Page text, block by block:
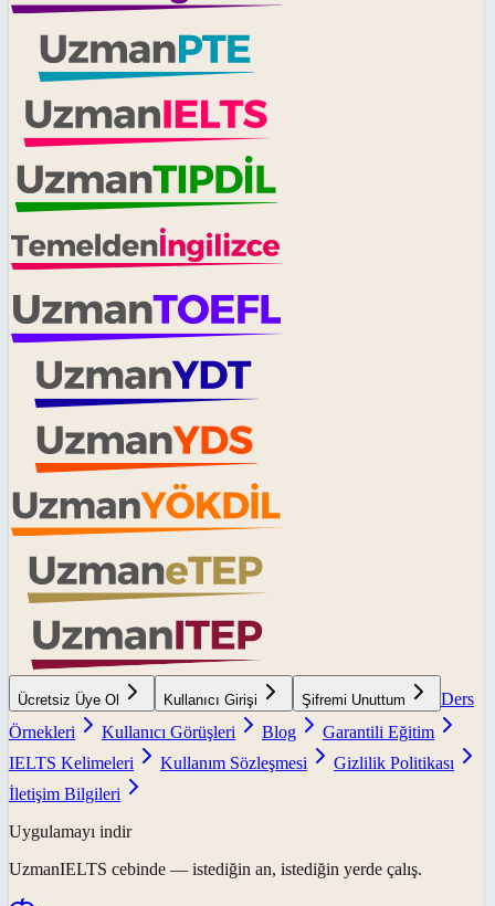
Ücretsiz Üye Ol Kullanıcı Girişi Şifremi Unuttum
Ders
Örnekleri
Kullanıcı Görüşleri Blog
Garantili Eğitim
IELTS Kelimeleri
Kullanım Sözleşmesi
Gizlilik Politikası
İletişim Bilgileri
Uygulamayı indir
UzmanIELTS cebinde — istediğin an, istediğin yerde çalış.